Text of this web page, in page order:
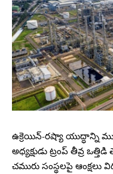
ఉక్రెయిన్-రష్యా యుద్ధాన్ని
అధ్యక్షుడు ట్రంప్ తీవ్ర
చమురు సంస్థలపై ఆంక్షలు